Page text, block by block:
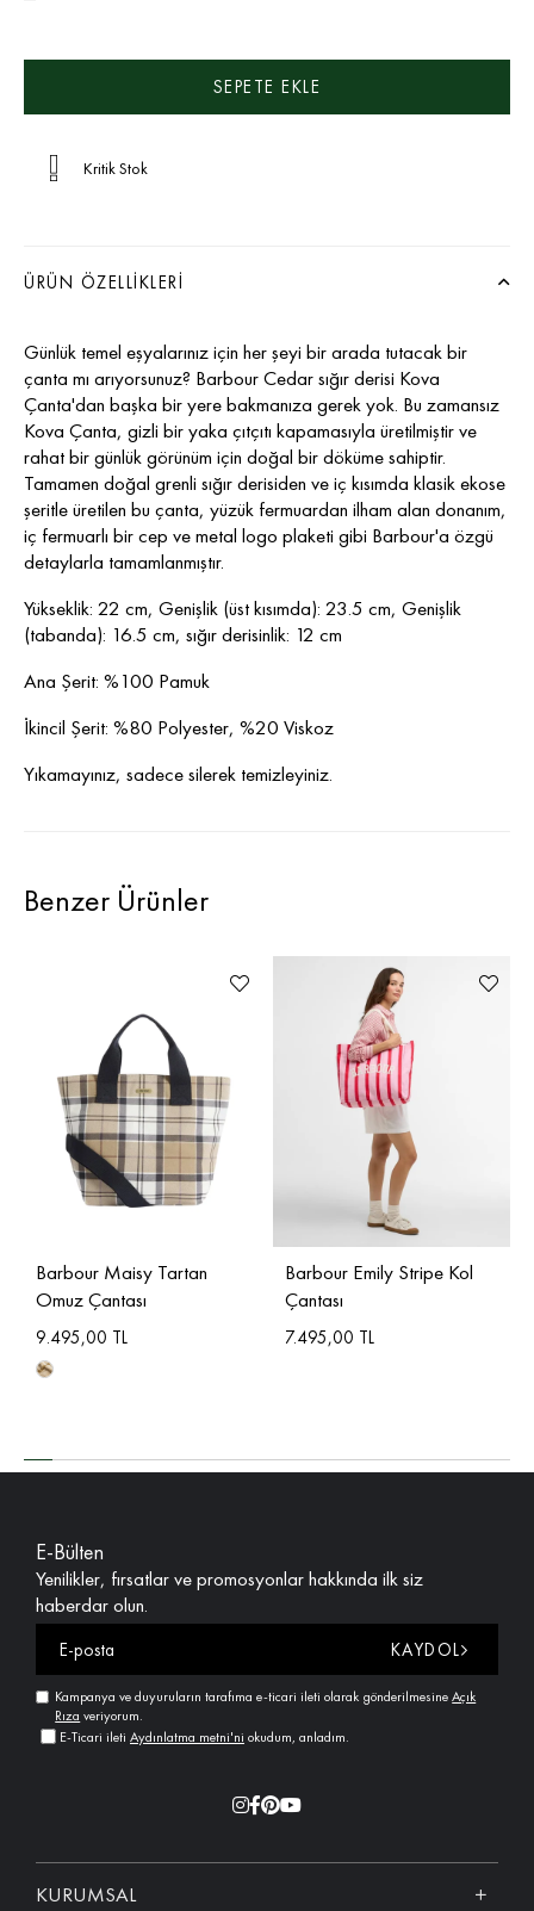
Kritik Stok
ÜRÜN ÖZELLIKLERI
Günlük temel eşyalarınız için her şeyi bir arada tutacak bir
çanta mı arıyorsunuz? Barbour Cedar sığır derisi Kova
Çanta'dan başka bir yere bakmanıza gerek yok. Bu zamansız
Kova Çanta, gizli bir yaka çıtçıtı kapamasıyla üretilmiştir ve
rahat bir günlük görünüm için doğal bir döküme sahiptir.
Tamamen doğal grenli sığır derisiden ve iç kısımda klasik ekose
şeritle üretilen bu çanta, yüzük fermuardan ilham alan donanım,
iç fermuarlı bir cep ve metal logo plaketi gibi Barbour'a özgü
detaylarla tamamlanmıştır.
Yükseklik: 22 cm, Genişlik (üst kısımda): 23.5 cm, Genişlik
(tabanda): 16.5 cm, sığır derisinlik: 12 cm
Ana Şerit: %100 Pamuk
İkincil Şerit: %80 Polyester, %20 Viskoz
Yıkamayınız, sadece silerek temizleyiniz.
Benzer Ürünler
Barbour Maisy Tartan
Omuz Çantası
9.495,00 TL
Barbour Emily Stripe Kol
Çantası
7.495,00 TL
E-Bülten
Yenilikler, fırsatlar ve promosyonlar hakkında ilk siz
haberdar olun.
KAYDOL
Kampanya ve duyuruların tarafıma e-ticari ileti olarak gönderilmesineAçık
Rıza veriyorum.
E-Ticari ileti Aydınlatma metni'ni okudum, anladım.
KURUMSAL